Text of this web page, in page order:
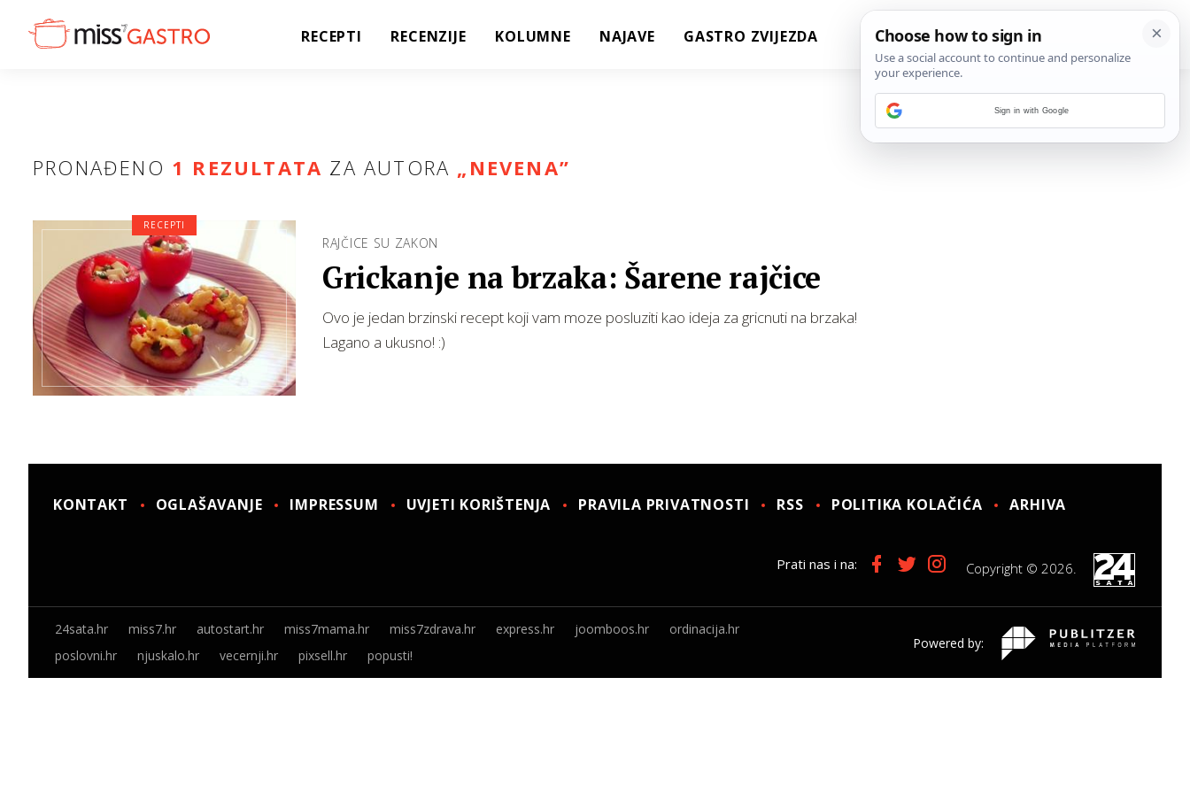
RECEPTI RECENZIJE KOLUMNE NAJAVE GASTRO ZVIJEZDA
PRONAĐENO 1 REZULTATA ZA AUTORA „NEVENA”
RAJČICE SU ZAKON
Grickanje na brzaka: Šarene rajčice
Ovo je jedan brzinski recept koji vam moze posluziti kao ideja za gricnuti na brzaka!
Lagano a ukusno! :)
RECEPTI
KONTAKT OGLAŠAVANJE IMPRESSUM UVJETI KORIŠTENJA PRAVILA PRIVATNOSTI RSS POLITIKA KOLAČIĆA ARHIVA
Prati nas i na: Copyright © 2026.
24sata.hr miss7.hr autostart.hr miss7mama.hr miss7zdrava.hr express.hr joomboos.hr
ordinacija.hr
poslovni.hr
njuskalo.hr vecernji.hr pixsell.hr popusti!
Powered by:
Sign in with Google